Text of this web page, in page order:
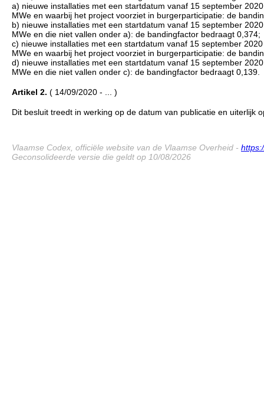
a) nieuwe installaties met een startdatum vanaf 15 september
MWe en waarbij het project voorziet in burgerparticipatie: de
b) nieuwe installaties met een startdatum vanaf 15 september
MWe en die niet vallen onder a): de bandingfactor bedraagt 0,374;
c) nieuwe installaties met een startdatum vanaf 15 september
MWe en waarbij het project voorziet in burgerparticipatie: de
d) nieuwe installaties met een startdatum vanaf 15 september
MWe en die niet vallen onder c): de bandingfactor bedraagt 0,139.
Artikel 2. ( 14/09/2020 - ... )
Dit besluit treedt in werking op de datum van publicatie en uiterlijk
Vlaamse Codex, officiële website van de Vlaamse Overheid -
Geconsolideerde versie die geldt op 10/08/2026